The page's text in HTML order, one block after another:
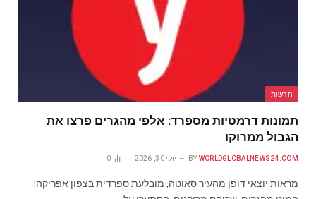
חדשות
תמונות דרמטיות מספרד: אלפי מהגרים פרצו את
הגבול ממרוקו
BY WORLDGLOBALNEWS24.COM יולי 30, 2026 0
מראות יוצאי דופן מהעיר סאוטה, מובלעת ספרדית בצפון אפריקה: